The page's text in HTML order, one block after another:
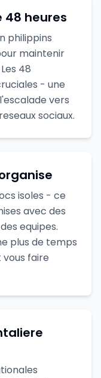
48 heures
philippins
maintenir
48
- une
vers
sociaux.
isoles - ce
avec des
equipes.
plus de temps
faire